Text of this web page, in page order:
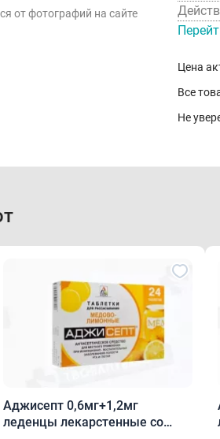
от фотографий на сайте
Цена
Все
Не
Аджисепт 0,6мг+1,2мг
леденцы лекарстенные со